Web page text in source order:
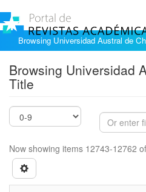
Browsing Universidad Austral de
Browsing Universidad
Title
Now showing items 12743-12762